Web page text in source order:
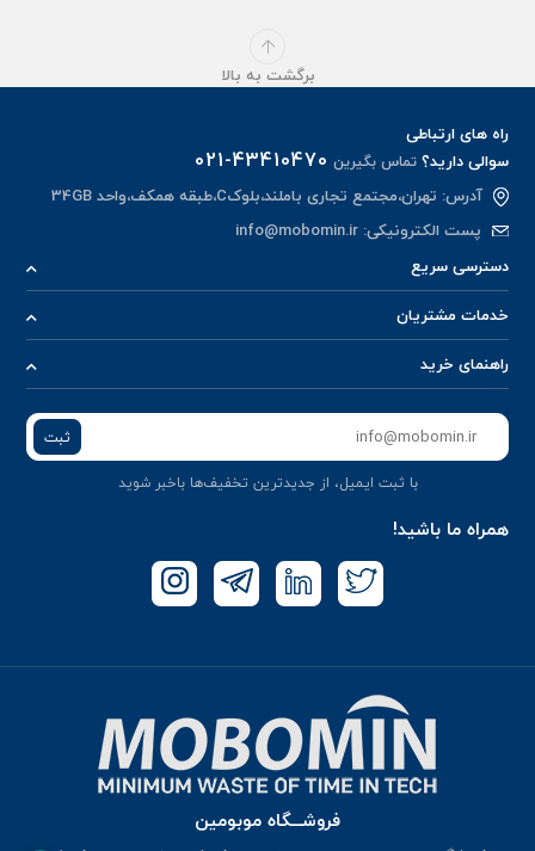
برگشت به بالا
راه های ارتباطی
سوالی دارید؟تماس بگیرین 021-43410470
آدرس: تهران،مجتمع تجاری باملند،بلوکC،طبقه همکف،واحد 34GB
پست الکترونیکی: info@mobomin.ir
دسترسی سریع
خدمات مشتریان
راهنمای خرید
ثبت
با ثبت ایمیل، از جدید‌ترین تخفیف‌ها با‌خبر شوید
همراه ما باشید!
فروشـــگاه موبومین